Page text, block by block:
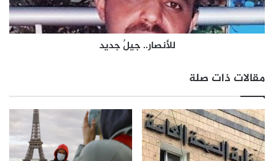
للأنصار.. جيلٌ جديد
مقالات ذات صلة